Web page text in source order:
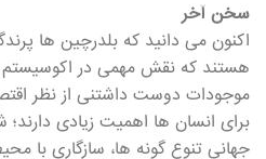
سخن آخر
اکنون می دانید که بلدرچین ها
هستند که نقش مهمی در اکوسیستم
موجودات دوست داشتنی از نظر
برای انسان ها اهمیت زیادی
جهانی تنوع گونه ها، سازگاری با